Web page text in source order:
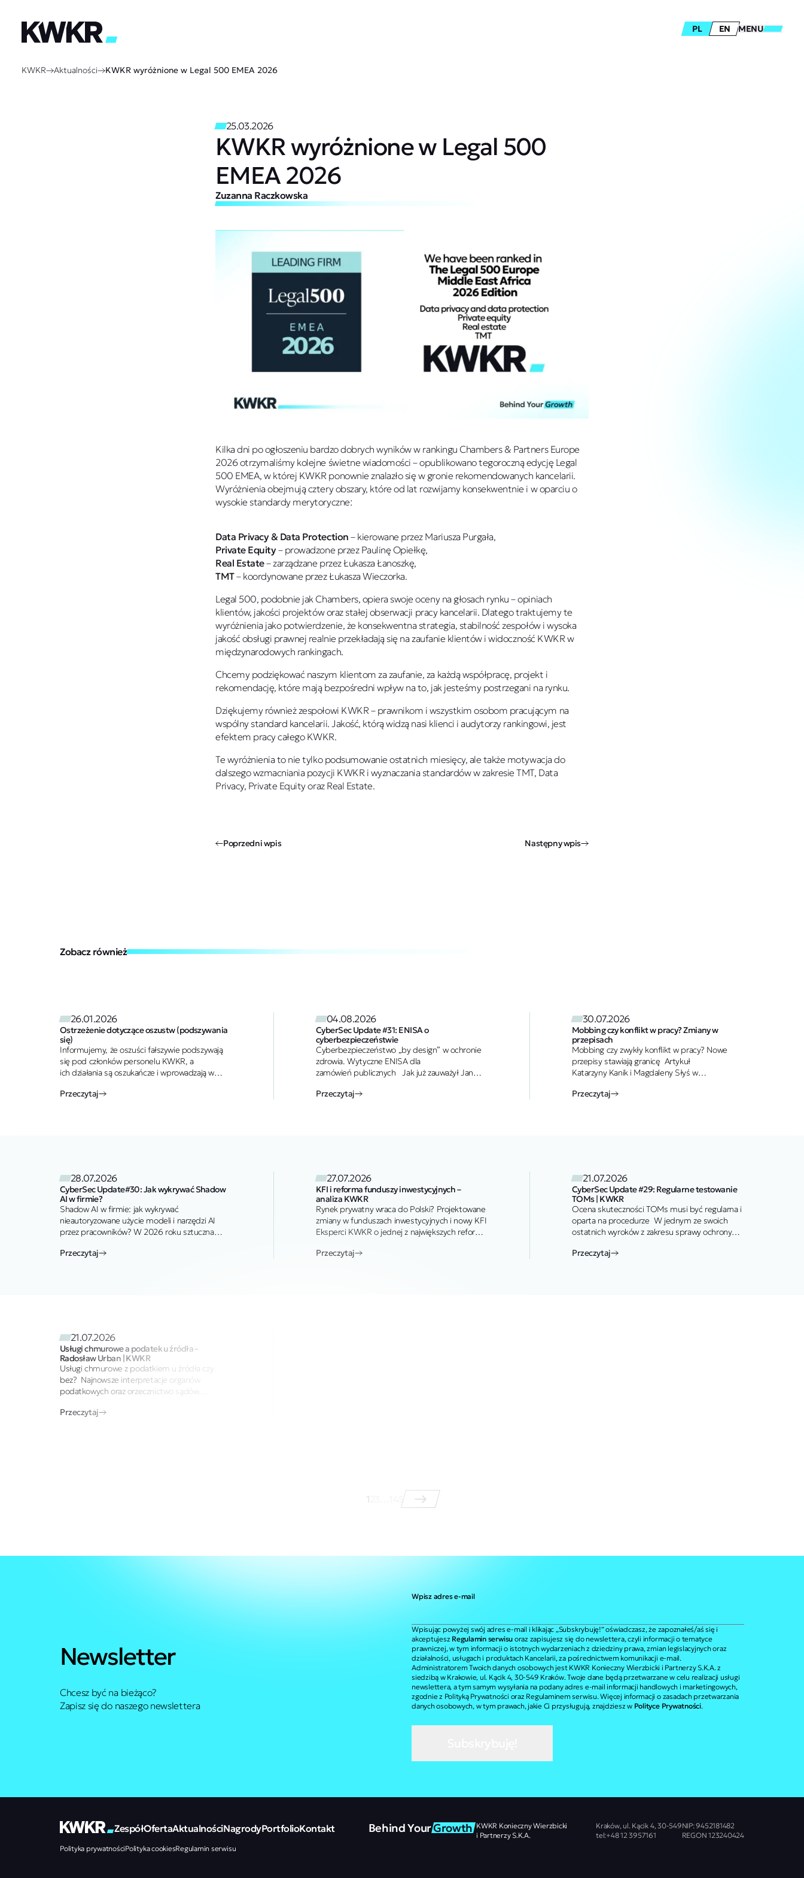
PL EN MENU
KWKR Aktualności KWKR wyróżnione w Legal 500 EMEA 2026
25.03.2026
KWKR wyróżnione w Legal 500
EMEA 2026
Zuzanna Raczkowska
Kilka dni po ogłoszeniu bardzo dobrych wyników w rankingu Chambers & Partners Europe
2026 otrzymaliśmy kolejne świetne wiadomości – opublikowano tegoroczną edycję Legal
500 EMEA, w której KWKR ponownie znalazło się w gronie rekomendowanych kancelarii.
Wyróżnienia obejmują cztery obszary, które od lat rozwijamy konsekwentnie i w oparciu o
wysokie standardy merytoryczne:
Data Privacy & Data Protection – kierowane przez Mariusza Purgała,
Private Equity– prowadzone przez Paulinę Opiełkę,
Real Estate– zarządzane przez Łukasza Łanoszkę,
TMT– koordynowane przez Łukasza Wieczorka.
Legal 500, podobnie jak Chambers, opiera swoje oceny na głosach rynku – opiniach
klientów, jakości projektów oraz stałej obserwacji pracy kancelarii. Dlatego traktujemy te
wyróżnienia jako potwierdzenie, że konsekwentna strategia, stabilność zespołów i wysoka
jakość obsługi prawnej realnie przekładają się na zaufanie klientów i widoczność KWKR w
międzynarodowych rankingach.
Chcemy podziękować naszym klientom za zaufanie, za każdą współpracę, projekt i
rekomendację, które mają bezpośredni wpływ na to, jak jesteśmy postrzegani na rynku.
Dziękujemy również zespołowi KWKR – prawnikom i wszystkim osobom pracującym na
wspólny standard kancelarii. Jakość, którą widzą nasi klienci i audytorzy rankingowi, jest
efektem pracy całego KWKR.
Te wyróżnienia to nie tylko podsumowanie ostatnich miesięcy, ale także motywacja do
dalszego wzmacniania pozycji KWKR i wyznaczania standardów w zakresie TMT, Data
Privacy, Private Equity oraz Real Estate.
Poprzedni wpis Następny wpis
Zobacz również
26.01.2026
Ostrzeżenie dotyczące oszustw (podszywania
się)
Informujemy, że oszuści fałszywie podszywają
się pod członków personelu KWKR, a
ich działania są oszukańcze i wprowadzają w
autoryzowała tych działań. Członkowie
Przeczytaj
04.08.2026
CyberSec Update #31: ENISA o
cyberbezpieczeństwie
Cyberbezpieczeństwo „by design” w ochronie
zdrowia. Wytyczne ENISA dla
zamówień publicznych Jak już zauważył Jan
jawie/ I sam to powie,/ Że nic nad
Przeczytaj
30.07.2026
Mobbing czy konflikt w pracy? Zmiany w
przepisach
Mobbing czy zwykły konflikt w pracy? Nowe
przepisy stawiają granicę Artykuł
Katarzyny Kanik i Magdaleny Słyś w
antymobbingowe wprowadzają najdalej idące
Przeczytaj
28.07.2026
CyberSec Update#30: Jak wykrywać Shadow
AI w firmie?
Shadow AI w firmie: jak wykrywać
nieautoryzowane użycie modeli i narzędzi AI
przez pracowników? W 2026 roku sztuczna
technologiczną, a…
Przeczytaj
27.07.2026
KFI i reforma funduszy inwestycyjnych –
analiza KWKR
Rynek prywatny wraca do Polski? Projektowane
zmiany w funduszach inwestycyjnych i nowy KFI
Eksperci KWKR o jednej z największych reform
Przeczytaj
21.07.2026
CyberSec Update #29: Regularne testowanie
TOMs | KWKR
Ocena skuteczności TOMs musi być regularna i
oparta na procedurze W jednym ze swoich
ostatnich wyroków z zakresu sprawy ochrony
Przeczytaj
21.07.2026
Usługi chmurowe a podatek u źródła –
Radosław Urban | KWKR
Usługi chmurowe z podatkiem u źródła czy
bez? Najnowsze interpretacje organów
podatkowych oraz orzecznictwo sądów
usług chmurowych na potrzeby podatku…
Przeczytaj
1 145
Newsletter
Chcesz być na bieżąco?
Zapisz się do naszego newslettera
Wpisując powyżej swój adres e-mail i klikając „Subskrybuję!” oświadczasz, że zapoznałeś/aś się i
akceptujesz Regulamin serwisu oraz zapisujesz się do newslettera, czyli informacji o tematyce
prawniczej, w tym informacji o istotnych wydarzeniach z dziedziny prawa, zmian legislacyjnych oraz
działalności, usługach i produktach Kancelarii, za pośrednictwem komunikacji e-mail.
Administratorem Twoich danych osobowych jest KWKR Konieczny Wierzbicki i Partnerzy S.K.A. z
siedzibą w Krakowie, ul. Kącik 4, 30-549 Kraków. Twoje dane będą przetwarzane w celu realizacji usługi
newslettera, a tym samym wysyłania na podany adres e-mail informacji handlowych i marketingowych,
zgodnie z Polityką Prywatności oraz Regulaminem serwisu. Więcej informacji o zasadach przetwarzania
danych osobowych, w tym prawach, jakie Ci przysługują, znajdziesz w Polityce Prywatności.
Wpisz adres e-mail
ZespółOfertaAktualnościNagrodyPortfolioKontakt
KWKR Konieczny Wierzbicki
i Partnerzy S.K.A.
Kraków, ul. Kącik 4, 30-549
tel:+48 12 3957161
NIP: 9452181482
REGON 123240424
Behind Your Growth
Polityka prywatnościPolityka cookiesRegulamin serwisu